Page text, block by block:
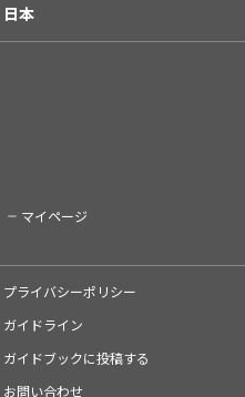
日本
マイページ
プライバシーポリシー
ガイドライン
ガイドブックに投稿する
お問い合わせ